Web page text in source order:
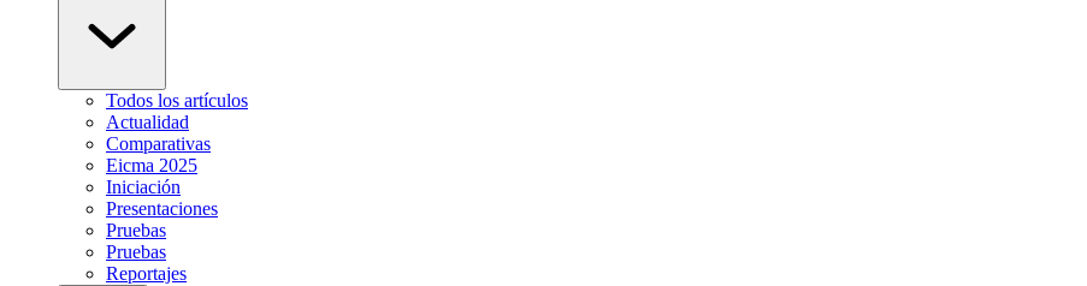
Todos los artículos
Actualidad
Comparativas
Eicma 2025
Iniciación
Presentaciones
Pruebas
Pruebas
Reportajes